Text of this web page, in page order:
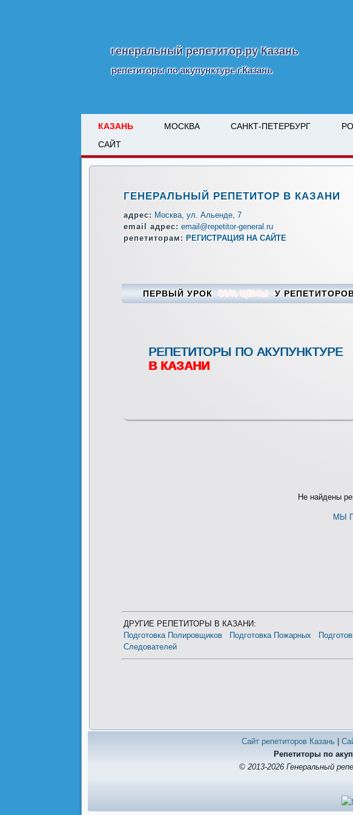
генеральный репетитор.ру Казань
репетиторы по акупунктуре г.Казань
КАЗАНЬ МОСКВА САНКТ-ПЕТЕРБУРГ
САЙТ
ГЕНЕРАЛЬНЫЙ РЕПЕТИТОР В КАЗАНИ
адрес: Москва, ул. Альенде, 7
email адрес: email@repetitor-general.ru
репетиторам: РЕГИСТРАЦИЯ НА САЙТЕ
ПЕРВЫЙ УРОК 50% ЦЕНЫ У
РЕПЕТИТОРЫ ПО АКУПУНКТУРЕ
В КАЗАНИ
Не найдены
МЫ
ДРУГИЕ РЕПЕТИТОРЫ В КАЗАНИ:
Подготовка Полировщиков
Подготовка Пожарных
Следователей
Сайт репетиторов Казань
Репетиторы по
© 2013-2026 Генеральный